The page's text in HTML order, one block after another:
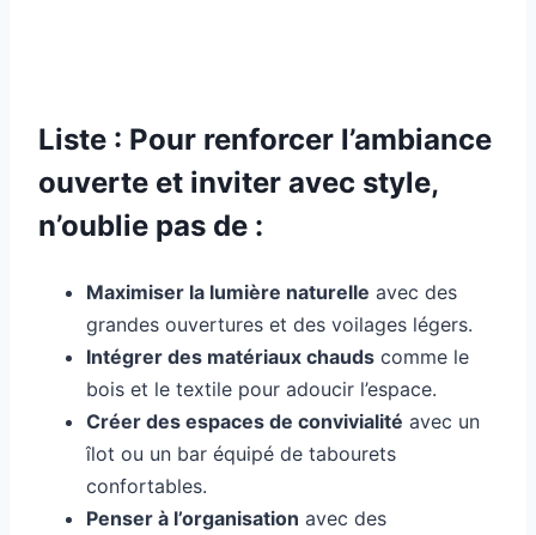
Liste : Pour renforcer l’ambiance
ouverte et inviter avec style,
n’oublie pas de :
Maximiser la lumière naturelle avec des
grandes ouvertures et des voilages légers.
Intégrer des matériaux chauds comme le
bois et le textile pour adoucir l’espace.
Créer des espaces de convivialité avec un
îlot ou un bar équipé de tabourets
confortables.
Penser à l’organisation avec des